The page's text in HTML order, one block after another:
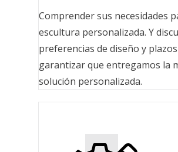
Comprender sus necesidades
escultura personalizada. Y
preferencias de diseño y
garantizar que entregamos la
solución personalizada.